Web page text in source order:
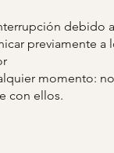
debido
previamente a
momento:
con ellos.